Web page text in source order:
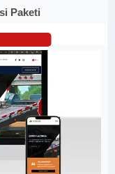
Paketi